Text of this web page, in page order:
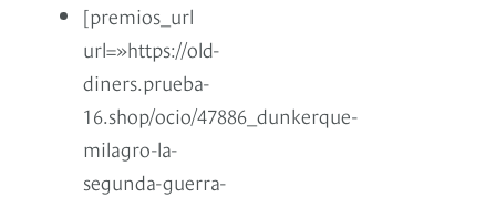
[premios_url
url=»https://old-
diners.prueba-
16.shop/ocio/47886_dunkerque-
milagro-la-
segunda-guerra-